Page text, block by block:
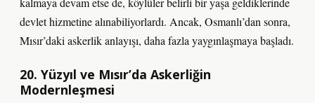
devlet hizmetine alınabiliyorlardı. Ancak, Osmanlı’dan sonra,
Mısır’daki askerlik anlayışı, daha fazla yaygınlaşmaya başladı.
20. Yüzyıl ve Mısır’da Askerliğin
Modernleşmesi